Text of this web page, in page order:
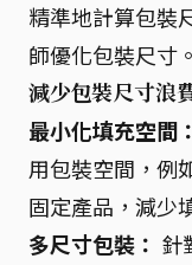
精準地計算包裝
師優化包裝尺寸。
減少包裝尺寸浪
最小化填充空間：
用包裝空間，例
固定產品，減少
多尺寸包裝： 針